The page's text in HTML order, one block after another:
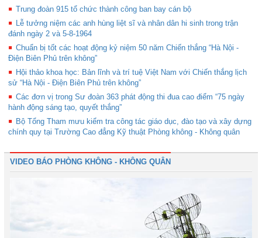
Trung đoàn 915 tổ chức thành công ban bay cán bộ
Lễ tưởng niệm các anh hùng liệt sĩ và nhân dân hi sinh trong trận
đánh ngày 2 và 5-8-1964
Chuẩn bị tốt các hoạt động kỷ niệm 50 năm Chiến thắng “Hà Nội -
Điện Biên Phủ trên không”
Hội thảo khoa học: Bản lĩnh và trí tuệ Việt Nam với Chiến thắng lịch
sử “Hà Nội - Điện Biên Phủ trên không”
Các đơn vị trong Sư đoàn 363 phát động thi đua cao điểm “75 ngày
hành động sáng tạo, quyết thắng”
Bộ Tổng Tham mưu kiểm tra công tác giáo dục, đào tạo và xây dựng
chính quy tại Trường Cao đẳng Kỹ thuật Phòng không - Không quân
VIDEO BÁO PHÒNG KHÔNG - KHÔNG QUÂN